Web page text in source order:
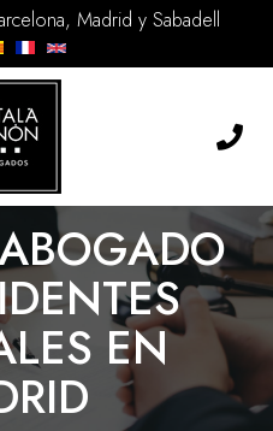
Madrid y Sabadell
EN